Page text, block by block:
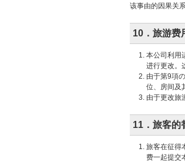
该事由的因果关
10．旅游费
本公司利用
进行更改。
由于第9項
位、房间及
由于更改旅
11．旅客的
旅客在征得
费一起提交